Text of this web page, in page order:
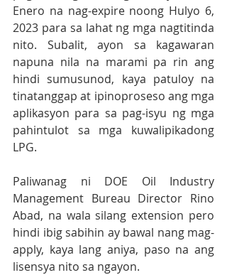
Enero na nag-expire noong Hulyo 6,
2023 para sa lahat ng mga nagtitinda
nito. Subalit, ayon sa kagawaran
napuna nila na marami pa rin ang
hindi sumusunod, kaya patuloy na
tinatanggap at ipinoproseso ang mga
aplikasyon para sa pag-isyu ng mga
pahintulot sa mga kuwalipikadong
LPG.
Paliwanag ni DOE Oil Industry
Management Bureau Director Rino
Abad, na wala silang extension pero
hindi ibig sabihin ay bawal nang mag-
apply, kaya lang aniya, paso na ang
lisensya nito sa ngayon.